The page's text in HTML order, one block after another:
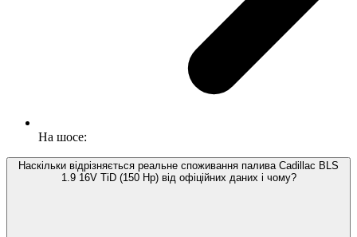
На шосе:
Наскільки відрізняється реальне споживання палива Cadillac BLS
1.9 16V TiD (150 Hp) від офіційних даних і чому?